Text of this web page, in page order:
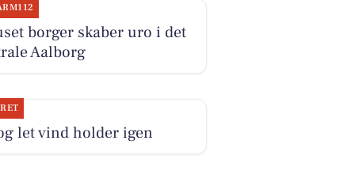
borger skaber uro i det
Aalborg
let vind holder igen